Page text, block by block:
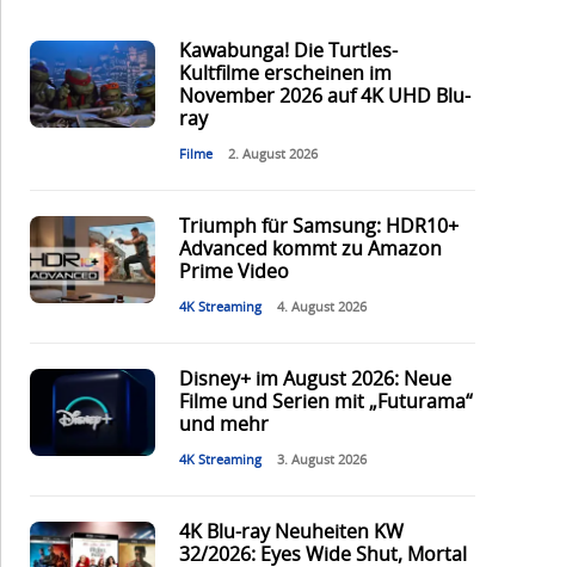
Kawabunga! Die Turtles-
Kultfilme erscheinen im
November 2026 auf 4K UHD Blu-
ray
Filme 2. August 2026
Triumph für Samsung: HDR10+
Advanced kommt zu Amazon
Prime Video
4K Streaming 4. August 2026
Disney+ im August 2026: Neue
Filme und Serien mit „Futurama“
und mehr
4K Streaming 3. August 2026
4K Blu-ray Neuheiten KW
32/2026: Eyes Wide Shut, Mortal